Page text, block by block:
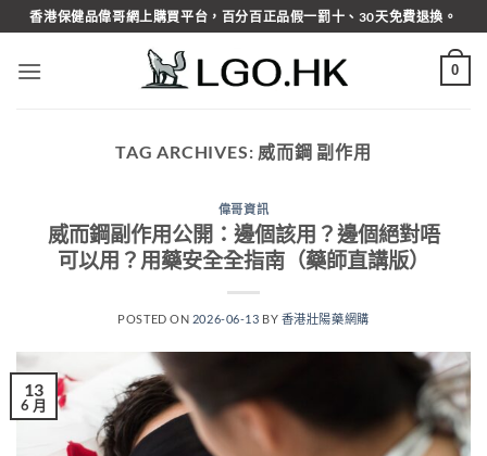
Skip
to
content
香港保健品偉哥網上購買平台，百分百正品假一罰十、30天免費退換。
0
TAG ARCHIVES: 威而鋼 副作用
偉哥資訊
威而鋼副作用公開：邊個該用？邊個絕對唔
可以用？用藥安全全指南（藥師直講版）
POSTED ON 2026-06-13 BY 香港壯陽藥網購
13
6 月